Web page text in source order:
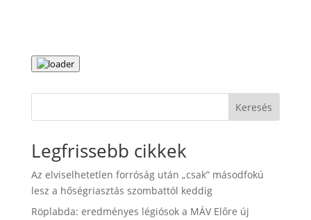
Keresés
Legfrissebb cikkek
Az elviselhetetlen forróság után „csak” másodfokú
lesz a hőségriasztás szombattól keddig
Röplabda: eredményes légiósok a MÁV Előre új